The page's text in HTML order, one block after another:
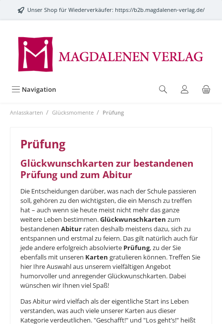
springenUnser Shop für Wiederverkäufer: https://b2b.magdalenen-verlag.de/
Navigation
Anlasskarten / Glücksmomente / Prüfung
Prüfung
Glückwunschkarten zur bestandenen
Prüfung und zum Abitur
Die Entscheidungen darüber, was nach der Schule passieren
soll, gehören zu den wichtigsten, die ein Mensch zu treffen
hat – auch wenn sie heute meist nicht mehr das ganze
weitere Leben bestimmen.Glückwunschkarten zum
bestandenen Abitur raten deshalb meistens dazu, sich zu
entspannen und erstmal zu feiern. Das gilt natürlich auch für
jede andere erfolgreich absolvierte Prüfung, zu der Sie
ebenfalls mit unseren Karten gratulieren können. Treffen Sie
hier Ihre Auswahl aus unserem vielfältigen Angebot
humorvoller und anregender Glückwunschkarten. Dabei
wünschen wir Ihnen viel Spaß!
Das Abitur wird vielfach als der eigentliche Start ins Leben
verstanden, was auch viele unserer Karten aus dieser
Kategorie verdeutlichen. "Geschafft!" und "Los geht’s!" heißt